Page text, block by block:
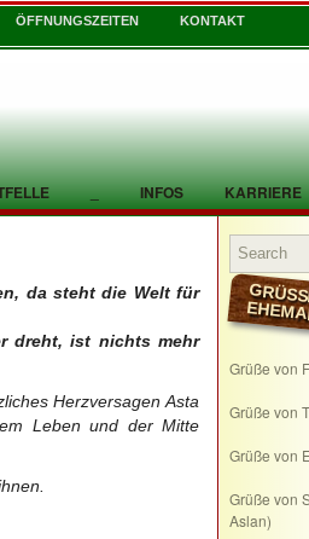
ÖFFNUNGSZEITEN KONTAKT
_ INFOS KARRIERE
da steht die Welt für
dreht, ist nichts mehr
Herzversagen Asta
Leben und der Mitte
GRÜSSE
Grüße von
Grüße von
Grüße von
Grüße von
Aslan)